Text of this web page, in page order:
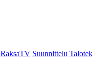
RaksaTV Suunnittelu